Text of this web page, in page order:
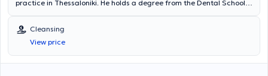
practice in Thessaloniki. He holds a degree from the Dental School
postgraduate studies in Aesthetic-Prosthetic Dentistry at the
University of Sheffield in England, as well as in Health Unit
Management at the Hellenic Open University. He received further
training at the Maxillofacial Surgery - Dental Department of the
Cleansing
View price